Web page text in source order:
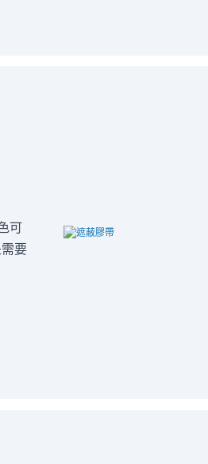
可
要